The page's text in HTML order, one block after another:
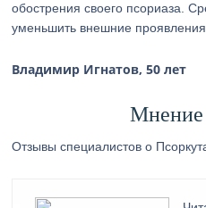
обострения своего псориаза.
уменьшить внешние проявления
Владимир Игнатов, 50 лет
Мнение
Отзывы специалистов о